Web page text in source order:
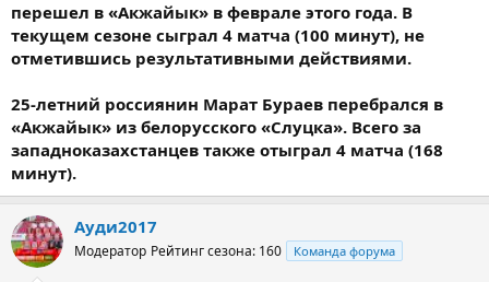
перешел в «Акжайык» в феврале этого года. В
текущем сезоне сыграл 4 матча (100 минут), не
отметившись результативными действиями.
25-летний россиянин Марат Бураев перебрался в
«Акжайык» из белорусского «Слуцка». Всего за
западноказахстанцев также отыграл 4 матча (168
минут).
Ауди2017
Модератор Рейтинг сезона: 160 Команда форума